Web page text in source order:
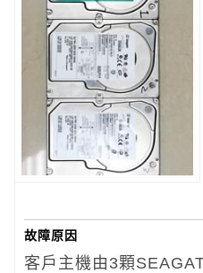
故障原因
客戶主機由3顆